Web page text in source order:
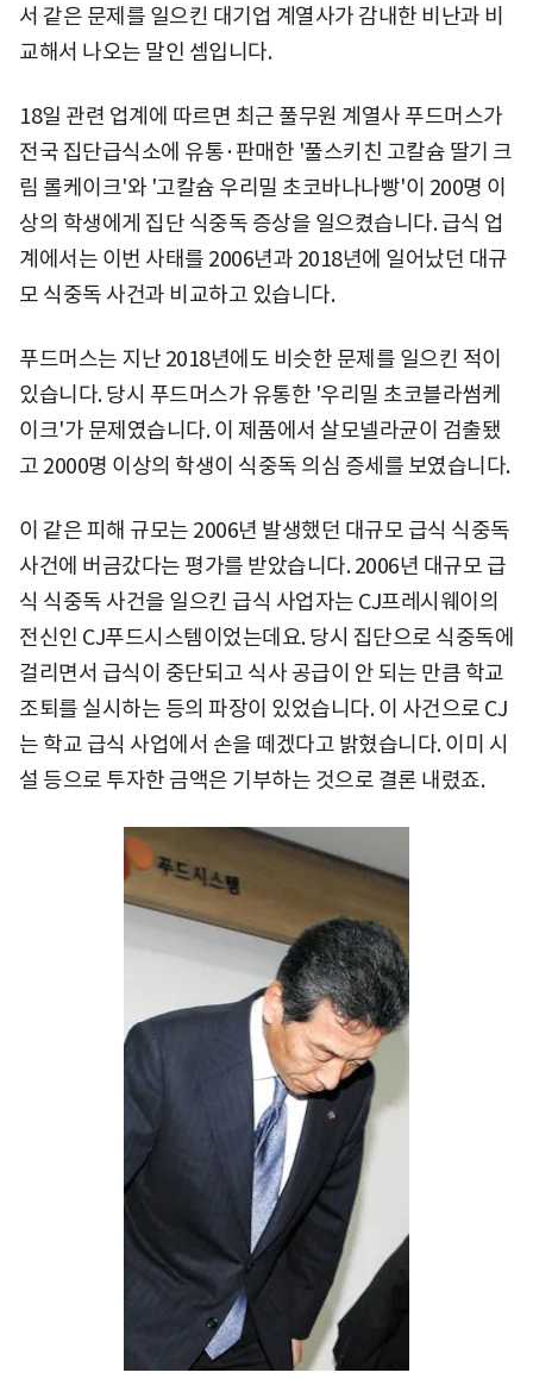
서 같은 문제를 일으킨 대기업 계열사가 감내한 비난과 비
교해서 나오는 말인 셈입니다.
18일 관련 업계에 따르면 최근 풀무원 계열사 푸드머스가
전국 집단급식소에 유통·판매한 '풀스키친 고칼슘 딸기 크
림 롤케이크'와 '고칼슘 우리밀 초코바나나빵'이 200명 이
상의 학생에게 집단 식중독 증상을 일으켰습니다. 급식 업
계에서는 이번 사태를 2006년과 2018년에 일어났던 대규
모 식중독 사건과 비교하고 있습니다.
푸드머스는 지난 2018년에도 비슷한 문제를 일으킨 적이
있습니다. 당시 푸드머스가 유통한 '우리밀 초코블라썸케
이크'가 문제였습니다. 이 제품에서 살모넬라균이 검출됐
고 2000명 이상의 학생이 식중독 의심 증세를 보였습니다.
이 같은 피해 규모는 2006년 발생했던 대규모 급식 식중독
사건에 버금갔다는 평가를 받았습니다. 2006년 대규모 급
식 식중독 사건을 일으킨 급식 사업자는 CJ프레시웨이의
전신인 CJ푸드시스템이었는데요. 당시 집단으로 식중독에
걸리면서 급식이 중단되고 식사 공급이 안 되는 만큼 학교
조퇴를 실시하는 등의 파장이 있었습니다. 이 사건으로 CJ
는 학교 급식 사업에서 손을 떼겠다고 밝혔습니다. 이미 시
설 등으로 투자한 금액은 기부하는 것으로 결론 내렸죠.